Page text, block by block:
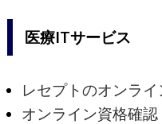
医療ITサービス
レセプトのオンライ
オンライン資格確認